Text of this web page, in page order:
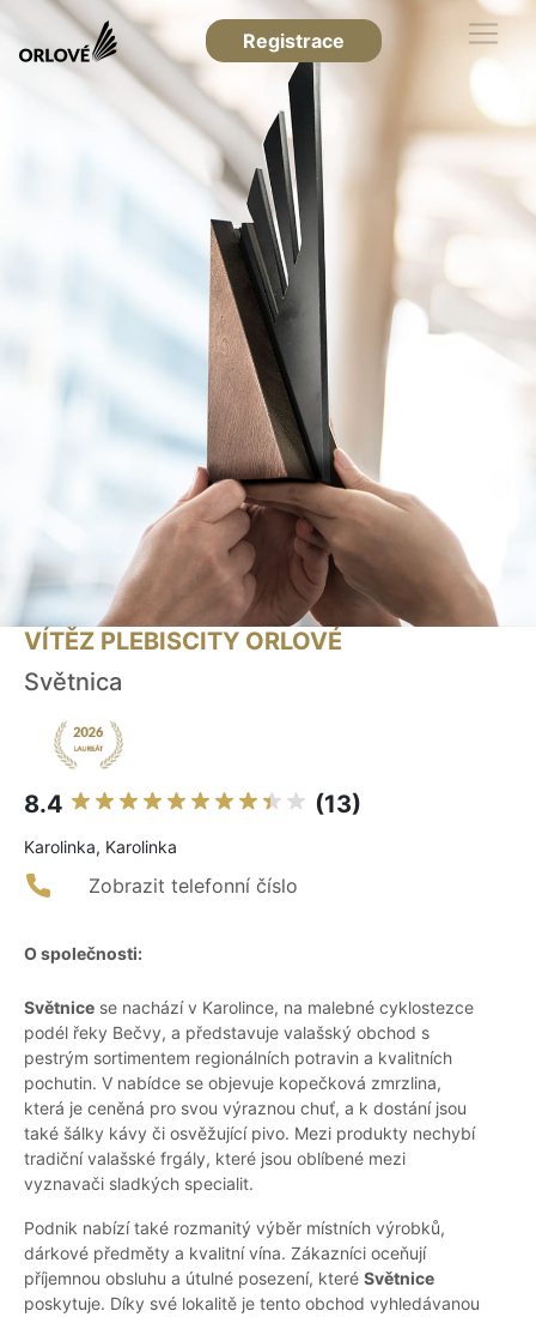
Registrace
VÍTĚZ PLEBISCITY ORLOVÉ
Světnica
8.4 (13)
Karolinka, Karolinka
Zobrazit telefonní číslo
O společnosti:
Světnice se nachází v Karolince, na malebné cyklostezce
podél řeky Bečvy, a představuje valašský obchod s
pestrým sortimentem regionálních potravin a kvalitních
pochutin. V nabídce se objevuje kopečková zmrzlina,
která je ceněná pro svou výraznou chuť, a k dostání jsou
také šálky kávy či osvěžující pivo. Mezi produkty nechybí
tradiční valašské frgály, které jsou oblíbené mezi
vyznavači sladkých specialit.
Podnik nabízí také rozmanitý výběr místních výrobků,
dárkové předměty a kvalitní vína. Zákazníci oceňují
příjemnou obsluhu a útulné posezení, které Světnice
poskytuje. Díky své lokalitě je tento obchod vyhledávanou